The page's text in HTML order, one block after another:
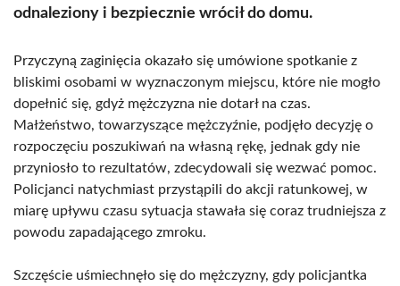
odnaleziony i bezpiecznie wrócił do domu.
Przyczyną zaginięcia okazało się umówione spotkanie z
bliskimi osobami w wyznaczonym miejscu, które nie mogło
dopełnić się, gdyż mężczyzna nie dotarł na czas.
Małżeństwo, towarzyszące mężczyźnie, podjęło decyzję o
rozpoczęciu poszukiwań na własną rękę, jednak gdy nie
przyniosło to rezultatów, zdecydowali się wezwać pomoc.
Policjanci natychmiast przystąpili do akcji ratunkowej, w
miarę upływu czasu sytuacja stawała się coraz trudniejsza z
powodu zapadającego zmroku.
Szczęście uśmiechnęło się do mężczyzny, gdy policjantka